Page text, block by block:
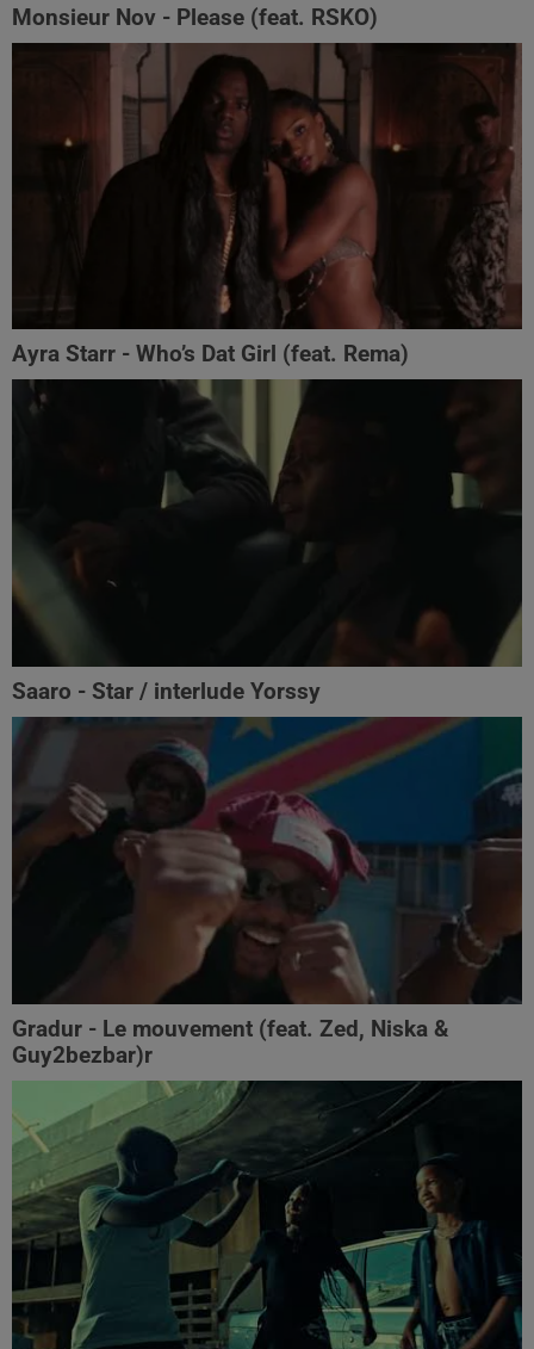
Monsieur Nov‬ - Please (feat. RSKO)
Ayra Starr - Who’s Dat Girl (feat. Rema)
Saaro - Star / interlude Yorssy
Gradur - Le mouvement (feat. Zed, Niska &
Guy2bezbar)r